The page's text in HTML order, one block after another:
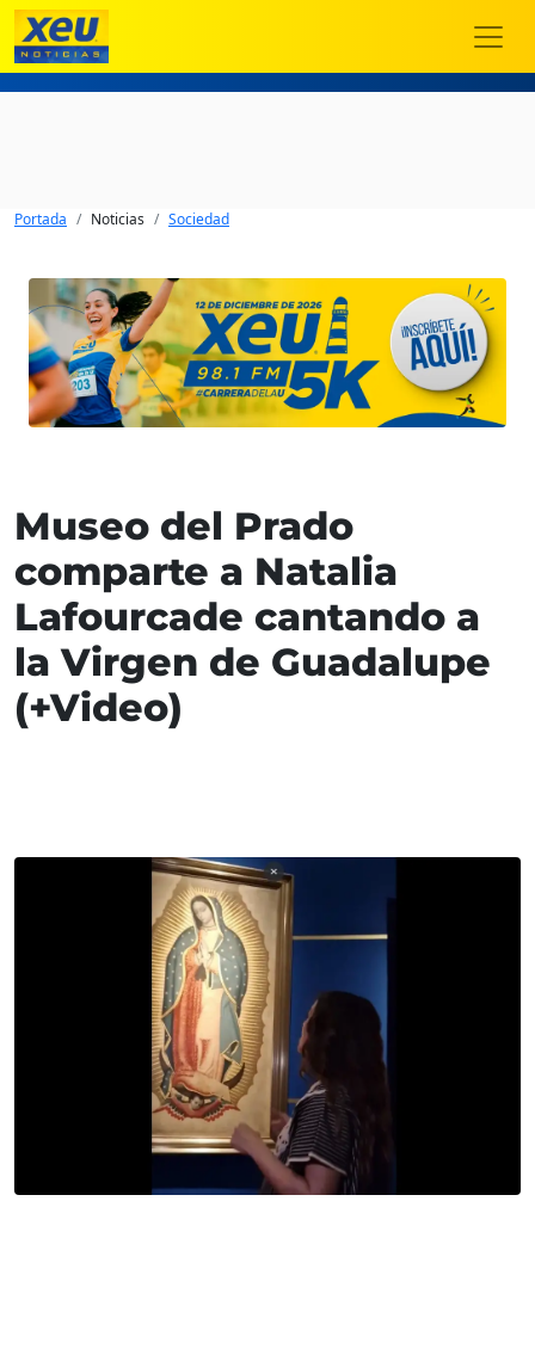
Portada Noticias Sociedad
Museo del Prado
comparte a Natalia
Lafourcade cantando a
la Virgen de Guadalupe
(+Video)